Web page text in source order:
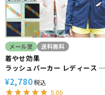
メール便 送料無料
着やせ効果
ラッシュパーカー レディース 長
袖 HeleiWaho ヘレイワホ
UPF50+ UVカット 体型カバー
¥2,780税込
5.00